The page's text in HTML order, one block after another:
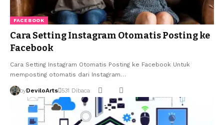
FACEBOOK
Cara Setting Instagram Otomatis Posting ke
Facebook
Cara Setting Instagram Otomatis Posting ke Facebook Untuk
memposting otomatis dari Instagram…
byDeviloArts 531 Dibaca